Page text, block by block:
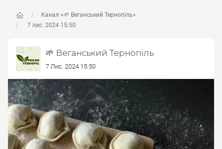
Канал «🌱 Веганський Тернопіль»
7 лис. 2024 15:50
🌱 Веганський Тернопіль
7 Лис. 2024 15:50
і робимо місто більш веган дружнім.Щоб
запропонувати новину пишіть адмінці
https://instagram.com/vegan.teДзеркало тґ-каналу.
Створено: 28 травня 2024
Відповідальні:ліза м